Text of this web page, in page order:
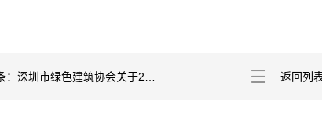
返回列